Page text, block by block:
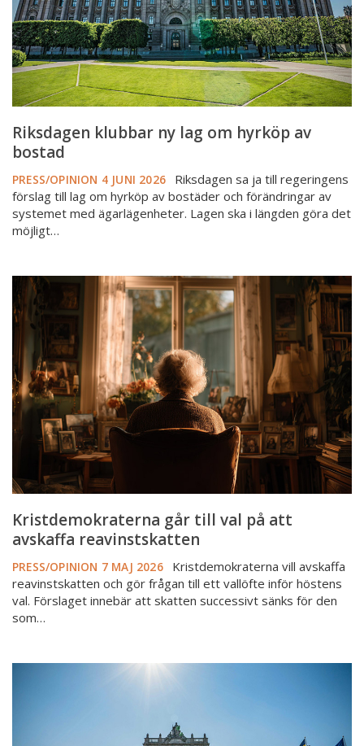
bostad
Riksdagen klubbar ny lag om hyrköp av
bostad
PRESS/OPINION 4 JUNI 2026
Riksdagen sa ja till regeringens
förslag till lag om hyrköp av bostäder och förändringar av
systemet med ägarlägenheter. Lagen ska i längden göra det
möjligt…
Kristdemokraterna
går
till
på
att
avskaffa
reavinstskatten
Kristdemokraterna går till val på att
avskaffa reavinstskatten
PRESS/OPINION 7 MAJ 2026
Kristdemokraterna vill avskaffa
reavinstskatten och gör frågan till ett vallöfte inför höstens
val. Förslaget innebär att skatten successivt sänks för den
som…
Bostadsrätter